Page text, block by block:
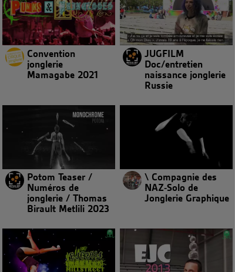
Convention
jonglerie
Mamagabe 2021
JUGFILM
Doc/entretien
naissance jonglerie
Russie
Potom Teaser /
Numéros de
jonglerie / Thomas
Birault Metlili 2023
\ Compagnie des
NAZ-Solo de
Jonglerie Graphique